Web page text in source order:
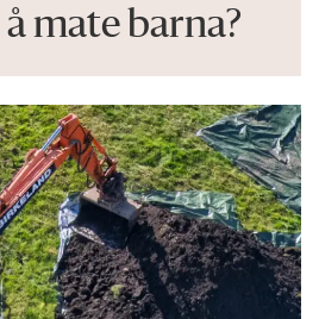
mate barna?